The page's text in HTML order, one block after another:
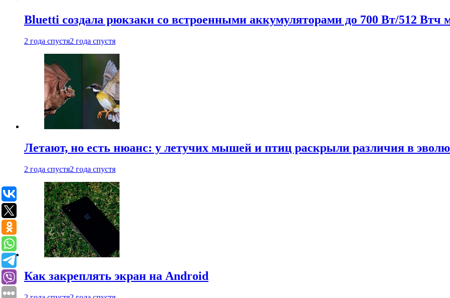
Bluetti создала рюкзаки со встроенными аккумуляторами до 700 Вт/512 Втч
2 года спустя2 года спустя
Летают, но есть нюанс: у летучих мышей и птиц раскрыли различия в
2 года спустя2 года спустя
Как закреплять экран на Android